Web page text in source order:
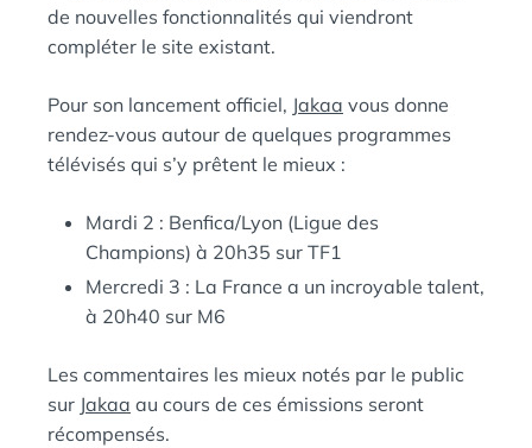
de nouvelles fonctionnalités qui viendront
compléter le site existant.
Pour son lancement officiel, Jakaa vous donne
rendez-vous autour de quelques programmes
télévisés qui s’y prêtent le mieux :
Mardi 2 : Benfica/Lyon (Ligue des
Champions) à 20h35 sur TF1
Mercredi 3 : La France a un incroyable talent,
à 20h40 sur M6
Les commentaires les mieux notés par le public
sur Jakaa au cours de ces émissions seront
récompensés.